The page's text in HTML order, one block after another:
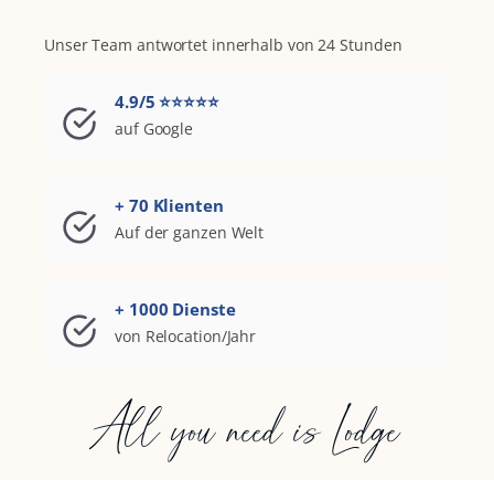
Unser Team antwortet innerhalb von 24 Stunden
4.9/5 ⭐⭐⭐⭐⭐
auf Google
+ 70 Klienten
Auf der ganzen Welt
+ 1000 Dienste
von Relocation/Jahr
All you need is Lodge